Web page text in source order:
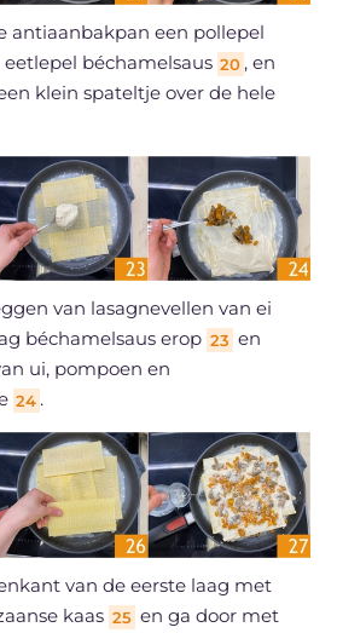
antiaanbakpan een pollepel
eetlepel béchamelsaus 20 , en
klein spateltje over de hele
van lasagnevellen van ei
béchamelsaus erop 23 en
ui, pompoen en
24 .
van de eerste laag met
kaas 25 en ga door met